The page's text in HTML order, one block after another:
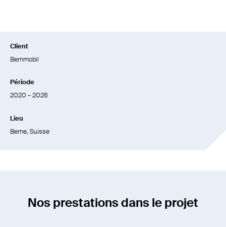
Client
Bernmobil
Période
2020 – 2026
Lieu
Berne, Suisse
Nos prestations dans le projet